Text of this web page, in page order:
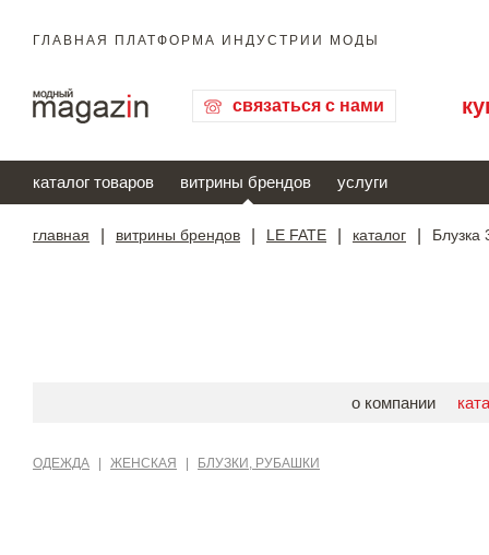
ГЛАВНАЯ ПЛАТФОРМА ИНДУСТРИИ МОДЫ
связаться с нами
каталог товаров витрины брендов услуги
главная витрины брендов LE FATE каталог Блузка
о компании
ОДЕЖДА ЖЕНСКАЯ БЛУЗКИ, РУБАШКИ